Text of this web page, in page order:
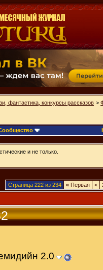
фантастика, конкурсы рассказов >
и не только.
Страница 222 из 234 « Первая <
2.0